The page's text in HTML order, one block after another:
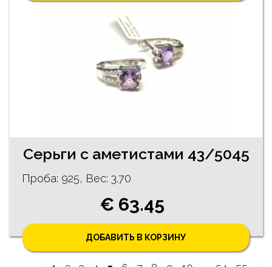
Серьги с аметистами 43/5045
Проба: 925, Bес: 3.70
€ 63.45
ДОБАВИТЬ В КОРЗИНУ